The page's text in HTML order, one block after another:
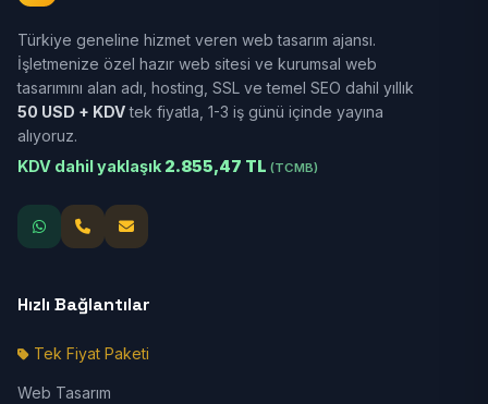
Türkiye geneline hizmet veren web tasarım ajansı.
İşletmenize özel hazır web sitesi ve kurumsal web
tasarımını alan adı, hosting, SSL ve temel SEO dahil yıllık
50 USD + KDVtek fiyatla, 1-3 iş günü içinde yayına
alıyoruz.
KDV dahil yaklaşık 2.855,47 TL (TCMB)
Hızlı Bağlantılar
Tek Fiyat Paketi
Web Tasarım